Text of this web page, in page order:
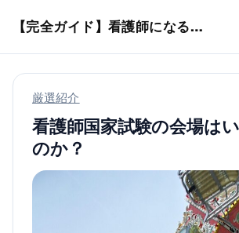
【完全ガイド】看護師になるまでのステップ＆スケジュール
厳選紹介
看護師国家試験の会場は
のか？